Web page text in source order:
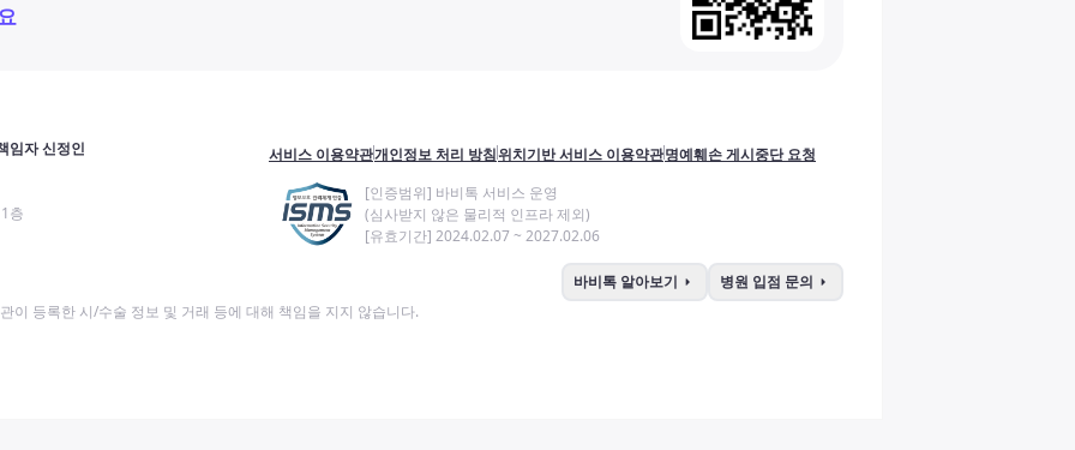
임자 신정인
층
서비스 이용약관개인정보 처리 방침위치기반 서비스 이용약관명예훼손 게시중단 요청
[인증범위] 바비톡 서비스 운영
(심사받지 않은 물리적 인프라 제외)
[유효기간] 2024.02.07 ~ 2027.02.06
바비톡 알아보기 arrow_right 병원 입점 문의 arrow_right
이 등록한 시/수술 정보 및 거래 등에 대해 책임을 지지 않습니다.